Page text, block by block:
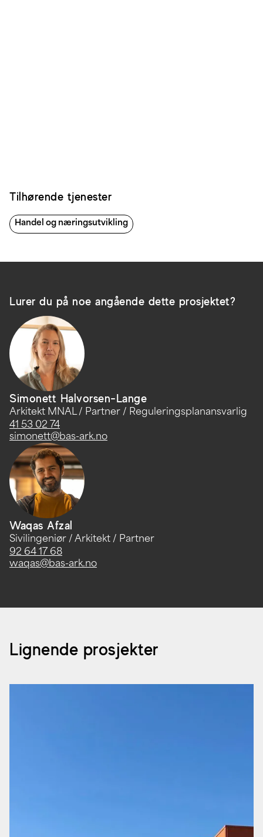
Tilhørende tjenester
Handel og næringsutvikling
Lurer du på noe angående dette prosjektet?
Simonett Halvorsen-Lange
Arkitekt MNAL / Partner / Reguleringsplanansvarlig
41 53 02 74
simonett@bas-ark.no
Waqas Afzal
Sivilingeniør / Arkitekt / Partner
92 64 17 68
waqas@bas-ark.no
Lignende prosjekter